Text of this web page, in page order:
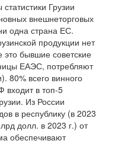
Грузии
внешнеторговых
одна страна ЕС.
продукции нет
это бывшие советские
ЕАЭС, потребляют
80% всего винного
входит в топ-5
Из России
в республику (в 2023
долл. в 2023 г.) от
обеспечивают